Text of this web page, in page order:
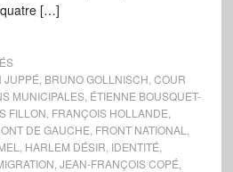
[…]
JUPPÉ BRUNO GOLLNISCH COUR
MUNICIPALES, ÉTIENNE BOUSQUET-
FILLON FRANÇOIS HOLLANDE
DE GAUCHE FRONT NATIONAL
HARLEM DÉSIR IDENTITÉ
JEAN-FRANÇOIS COPÉ